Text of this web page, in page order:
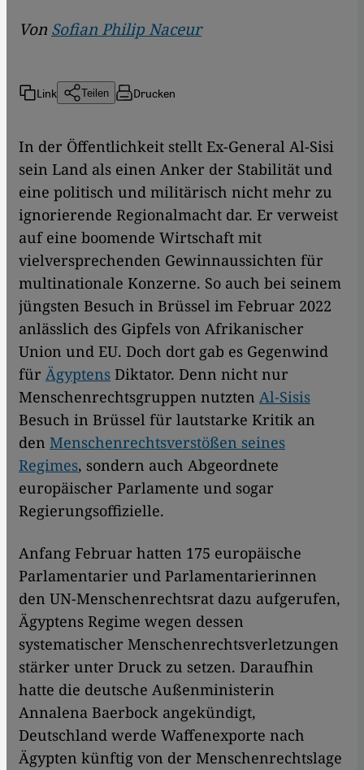
Von Sofian Philip Naceur
Link Teilen Drucken
In der Öffentlichkeit stellt Ex-General Al-Sisi
sein Land als einen Anker der Stabilität und
eine politisch und militärisch nicht mehr zu
ignorierende Regionalmacht dar. Er verweist
auf eine boomende Wirtschaft mit
vielversprechenden Gewinnaussichten für
multinationale Konzerne. So auch bei seinem
jüngsten Besuch in Brüssel im Februar 2022
anlässlich des Gipfels von Afrikanischer
Union und EU. Doch dort gab es Gegenwind
für Ägyptens Diktator. Denn nicht nur
Menschenrechtsgruppen nutzten Al-Sisis
Besuch in Brüssel für lautstarke Kritik an
den Menschenrechtsverstößen seines
Regimes, sondern auch Abgeordnete
europäischer Parlamente und sogar
Regierungsoffizielle.
Anfang Februar hatten 175 europä­ische
Parlamentarier und Parlamentarierinnen
den UN-Menschenrechtsrat dazu aufgerufen,
Ägyptens Regime wegen dessen
systematischer Menschenrechtsverletzungen
stärker unter Druck zu setzen. Daraufhin
hatte die deutsche Außenministerin
Annalena Baerbock angekündigt,
Deutschland werde Waffenexporte nach
Ägypten künftig von der Menschenrechtslage